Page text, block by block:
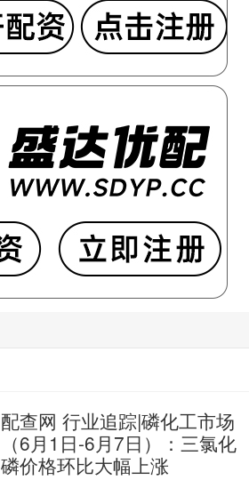
配查网 行业追踪|磷化工市场
（6月1日-6月7日）：三氯化
磷价格环比大幅上涨